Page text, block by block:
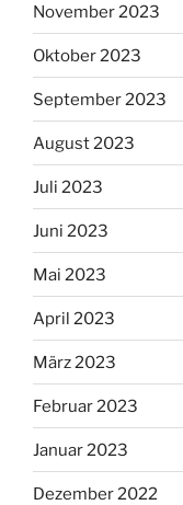
November 2023
Oktober 2023
September 2023
August 2023
Juli 2023
Juni 2023
Mai 2023
April 2023
März 2023
Februar 2023
Januar 2023
Dezember 2022